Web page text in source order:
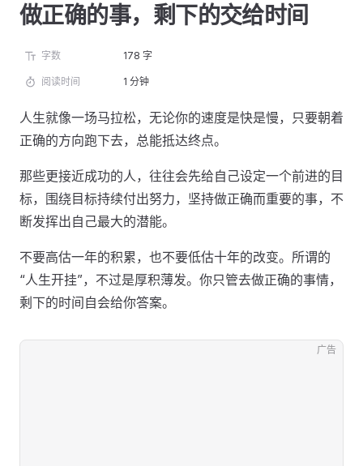
做正确的事，剩下的交给时间
字数 178 字
阅读时间 1 分钟
人生就像一场马拉松，无论你的速度是快是慢，只要朝着
正确的方向跑下去，总能抵达终点。
那些更接近成功的人，往往会先给自己设定一个前进的目
标，围绕目标持续付出努力，坚持做正确而重要的事，不
断发挥出自己最大的潜能。
不要高估一年的积累，也不要低估十年的改变。所谓的
“人生开挂”，不过是厚积薄发。你只管去做正确的事情，
剩下的时间自会给你答案。
广告